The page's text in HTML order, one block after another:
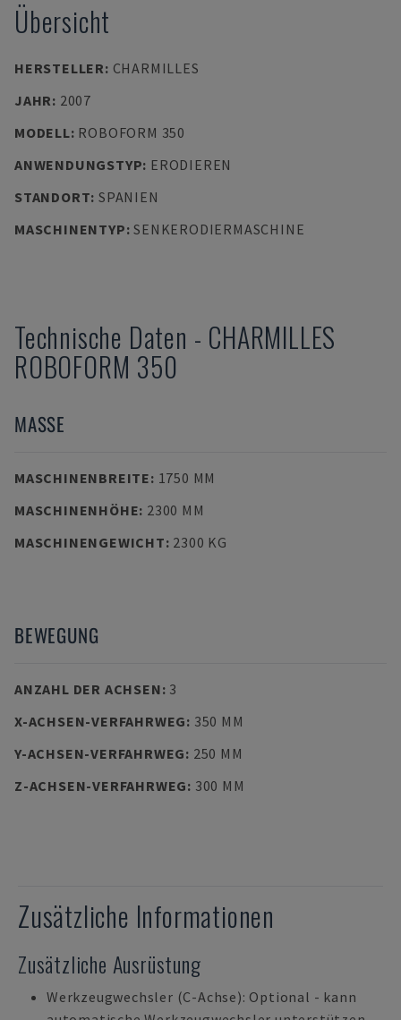
Übersicht
HERSTELLER: CHARMILLES
JAHR: 2007
MODELL: ROBOFORM 350
ANWENDUNGSTYP: ERODIEREN
STANDORT: SPANIEN
MASCHINENTYP:SENKERODIERMASCHINE
Technische Daten - CHARMILLES
ROBOFORM 350
MASSE
MASCHINENBREITE: 1750 MM
MASCHINENHÖHE: 2300 MM
MASCHINENGEWICHT: 2300 KG
BEWEGUNG
ANZAHL DER ACHSEN: 3
X-ACHSEN-VERFAHRWEG: 350 MM
Y-ACHSEN-VERFAHRWEG: 250 MM
Z-ACHSEN-VERFAHRWEG: 300 MM
Zusätzliche Informationen
Zusätzliche Ausrüstung
Werkzeugwechsler (C-Achse): Optional - kann